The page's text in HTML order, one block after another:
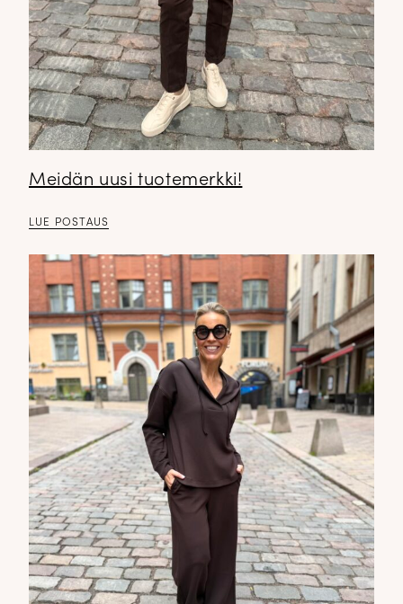
Meidän uusi tuotemerkki!
LUE POSTAUS
Tilaa tyylikirje ja inspiroidu ajattomasta tyylistä sekä uusista
näkökulmista pukeutumiseen — arkeen ja juhlaan. Uutiset,
uutuudet ja ajattomat ideat saapuvat suoraan sähköpostiisi!
Tilaa tyylikirje